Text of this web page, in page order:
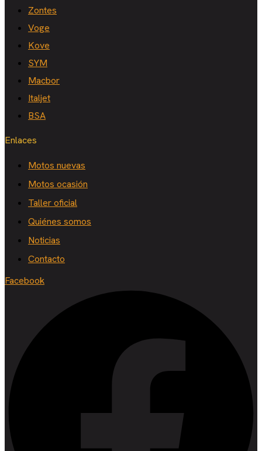
Zontes
Voge
Kove
SYM
Macbor
Italjet
BSA
Enlaces
Motos nuevas
Motos ocasión
Taller oficial
Quiénes somos
Noticias
Contacto
Facebook